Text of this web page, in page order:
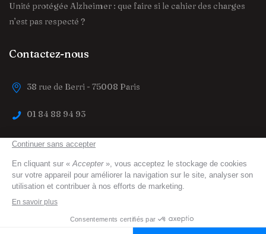
Unité protégée Alzheimer : que faire si le cahier des charges
n’est pas respecté ?
Contactez-nous
38 rue de Berri - 75008 Paris
01 84 88 94 93
contact@trouver-maison-de-retraite.fr
trouver-maison-de-retraite.fr© 2023 All Right